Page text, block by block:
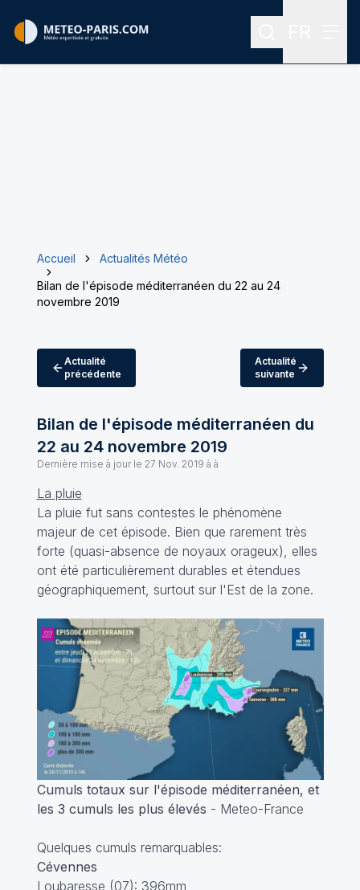
Rechercher
Accueil
Actualités Météo
Bilan de l'épisode méditerranéen du 22 au 24
novembre 2019
Actualité
précédente
Actualité
suivante
Bilan de l'épisode méditerranéen du
22 au 24 novembre 2019
Dernière mise à jour le 27 Nov. 2019 à à
La pluie
La pluie fut sans contestes le phénomène
majeur de cet épisode. Bien que rarement très
forte (quasi-absence de noyaux orageux), elles
ont été particulièrement durables et étendues
géographiquement, surtout sur l'Est de la zone.
Cumuls totaux sur l'épisode méditerranéen, et
les 3 cumuls les plus élevés - Meteo-France
Quelques cumuls remarquables:
Cévennes
Loubaresse (07): 396mm